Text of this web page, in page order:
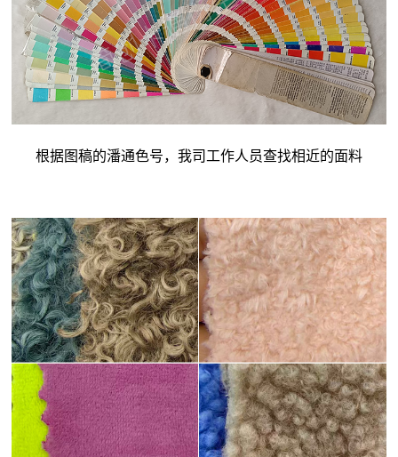
根据图稿的潘通色号，我司工作人员查找相近的面料